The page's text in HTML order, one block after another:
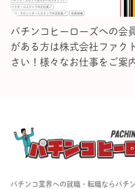
パチンコヒーローズへの会
がある方は株式会社ファク
さい！様々なお仕事をご案
パチンコ業界への就職・転職ならパチ